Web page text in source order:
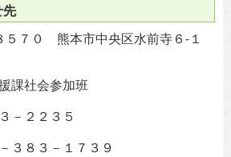
先
５７０ 熊本市中央区水前寺６-１
課社会参加班
－２２３５
３８３－１７３９